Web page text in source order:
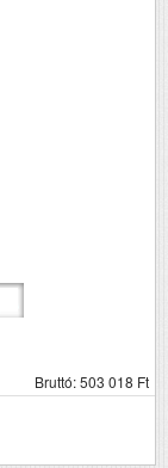
Bruttó: 503 018 Ft